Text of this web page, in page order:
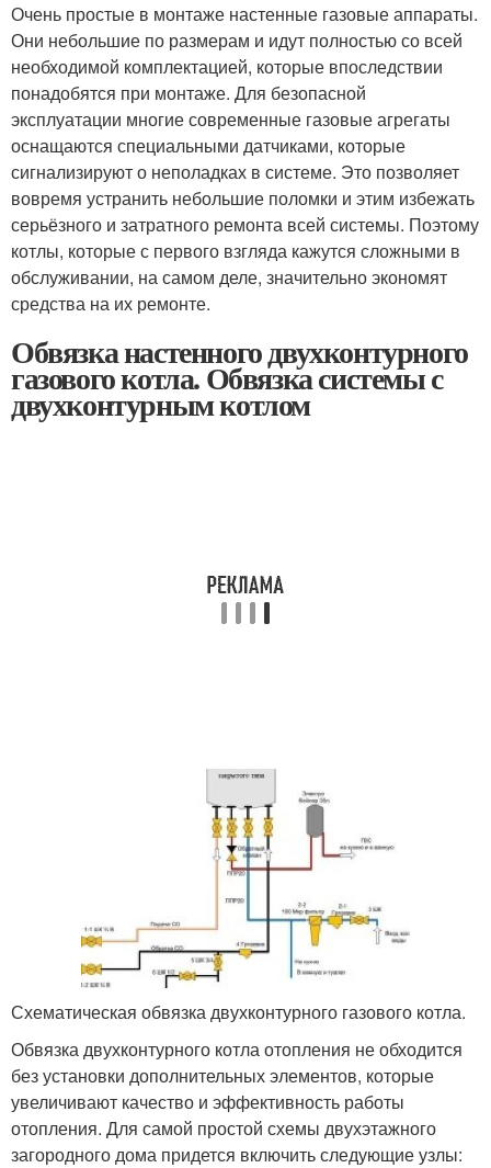
Очень простые в монтаже настенные газовые аппараты.
Они небольшие по размерам и идут полностью со всей
необходимой комплектацией, которые впоследствии
понадобятся при монтаже. Для безопасной
эксплуатации многие современные газовые агрегаты
оснащаются специальными датчиками, которые
сигнализируют о неполадках в системе. Это позволяет
вовремя устранить небольшие поломки и этим избежать
серьёзного и затратного ремонта всей системы. Поэтому
котлы, которые с первого взгляда кажутся сложными в
обслуживании, на самом деле, значительно экономят
средства на их ремонте.
Обвязка настенного двухконтурного
газового котла. Обвязка системы с
двухконтурным котлом
Схематическая обвязка двухконтурного газового котла.
Обвязка двухконтурного котла отопления не обходится
без установки дополнительных элементов, которые
увеличивают качество и эффективность работы
отопления. Для самой простой схемы двухэтажного
загородного дома придется включить следующие узлы: